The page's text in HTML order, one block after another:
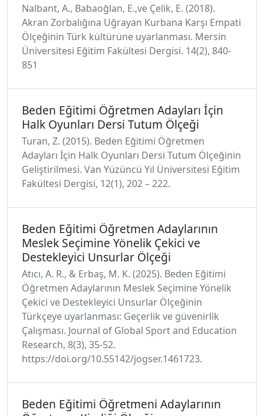
Nalbant, A., Babaoğlan, E.,ve Çelik, E. (2018).
Akran Zorbalığına Uğrayan Kurbana Karşı Empati
Ölçeğinin Türk kültürüne uyarlanması. Mersin
Üniversitesi Eğitim Fakültesi Dergisi. 14(2), 840-
851
Beden Eğitimi Öğretmen Adayları İçin
Halk Oyunları Dersi Tutum Ölçeği
Turan, Z. (2015). Beden Eğitimi Öğretmen
Adayları İçin Halk Oyunları Dersi Tutum Ölçeğinin
Geliştirilmesi. Van Yüzüncü Yıl Üniversitesi Eğitim
Fakültesi Dergisi, 12(1), 202 – 222.
Beden Eğitimi Öğretmen Adaylarının
Meslek Seçimine Yönelik Çekici ve
Destekleyici Unsurlar Ölçeği
Atıcı, A. R., & Erbaş, M. K. (2025). Beden Eğitimi
Öğretmen Adaylarının Meslek Seçimine Yönelik
Çekici ve Destekleyici Unsurlar Ölçeğinin
Türkçeye uyarlanması: Geçerlik ve güvenirlik
Çalışması. Journal of Global Sport and Education
Research, 8(3), 35-52.
https://doi.org/10.55142/jogser.1461723.
Beden Eğitimi Öğretmeni Adaylarının